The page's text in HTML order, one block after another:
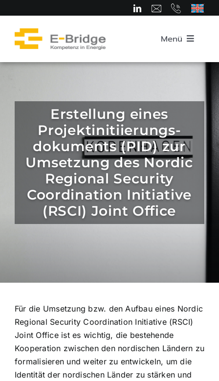
springen
Menü
Über uns
Team
Kompetenzbereiche
Karriere
Erstellung eines
Projekt­initiierungs­
dokuments (PID) zur
Umsetzung des Nordic
Regional Security
Coordination Initiative
(RSCI) Joint Office
Für die Umsetzung bzw. den Aufbau eines Nordic
Regional Security Coordination Initiative (RSCI)
Joint Office ist es wichtig, die bestehende
Kooperation zwischen den nordischen Ländern zu
formalisieren und weiter zu entwickeln, um die
Identität der nordischen Länder zu stärken und